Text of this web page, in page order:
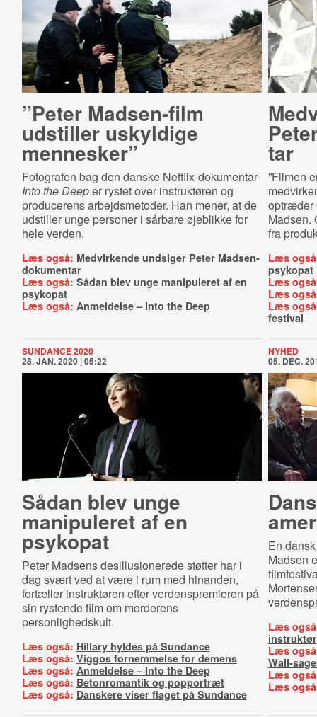
”Peter Madsen-film
udstiller uskyldige
mennesker”
Fotografen bag den danske Netflix-dokumentar
Into the Deeper rystet over instruktøren og
producerens arbejdsmetoder. Han mener, at de
udstiller unge personer i sårbare øjeblikke for
hele verden.
Læs også: Medvirkende undsiger Peter Madsen-
dokumentar
Læs også: Sådan blev unge manipuleret af en
psykopat
Læs også: Anmeldelse – Into the Deep
tar
”Filmen
optræder
Madsen.
fra
Læs
psykopat
Læs
Læs
Læs
festival
SUNDANCE 2020
28. JAN. 2020 | 05:22
Sådan blev unge
manipuleret af en
psykopat
Peter Madsens desillusionerede støtter har i
dag svært ved at være i rum med hinanden,
fortæller instruktøren efter verdenspremieren på
sin rystende film om morderens
personlighedskult.
Læs også: Hillary hyldes på Sundance
Læs også: Viggos fornemmelse for demens
Læs også: Anmeldelse – Into the Deep
Læs også: Betonromantik og popportræt
Læs også: Danskere viser flaget på Sundance
NYHED
05. DEC.
En
Madsen
Læs
instruktør
Læs
Wall-
Læs
Læs